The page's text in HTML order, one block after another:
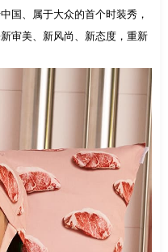
国、属于大众的首个时装秀，
审美、新风尚、新态度，重新